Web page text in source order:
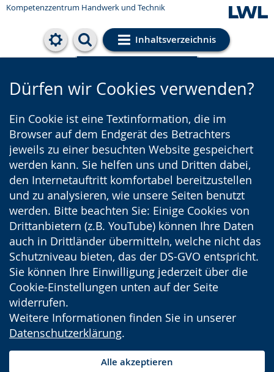
Kompetenzzentrum Handwerk und Technik
Inhaltsverzeichnis
Cookie-Einstellungen
Dürfen wir Cookies verwenden?
Ein Cookie ist eine Textinformation, die im
Browser auf dem Endgerät des Betrachters
jeweils zu einer besuchten Website gespeichert
werden kann. Sie helfen uns und Dritten dabei,
den Internetauftritt komfortabel bereitzustellen
und zu analysieren, wie unsere Seiten benutzt
werden. Bitte beachten Sie: Einige Cookies von
Drittanbietern (z.B. YouTube) können Ihre Daten
auch in Drittländer übermitteln, welche nicht das
Schutzniveau bieten, das der DS-GVO entspricht.
Sie können Ihre Einwilligung jederzeit über die
Cookie-Einstellungen unten auf der Seite
widerrufen.
Weitere Informationen finden Sie in unserer
Datenschutzerklärung.
Alle akzeptieren